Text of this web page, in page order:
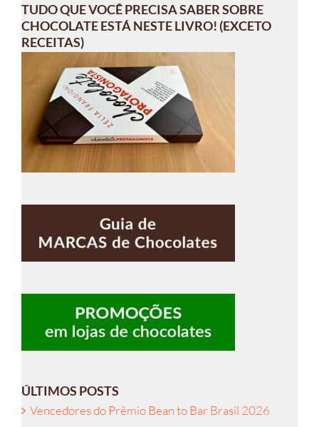
TUDO QUE VOCÊ PRECISA SABER SOBRE
CHOCOLATE ESTÁ NESTE LIVRO! (EXCETO
RECEITAS)
ÚLTIMOS POSTS
Vencedores do Prêmio Bean to Bar Brasil 2026